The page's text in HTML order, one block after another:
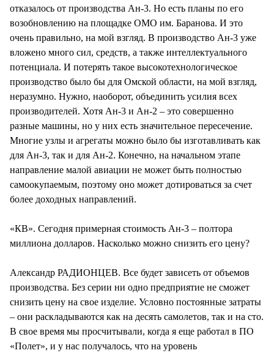
отказалось от производства Ан-3. Но есть планы по его
возобновлению на площадке ОМО им. Баранова. И это
очень правильно, на мой взгляд. В производство Ан-3 уже
вложено много сил, средств, а также интеллектуального
потенциала. И потерять такое высокотехнологическое
производство было бы для Омской области, на мой взгляд,
неразумно. Нужно, наоборот, объединить усилия всех
производителей. Хотя Ан-3 и Ан-2 – это совершенно
разные машины, но у них есть значительное пересечение.
Многие узлы и агрегаты можно было бы изготавливать как
для Ан-3, так и для Ан-2. Конечно, на начальном этапе
направление малой авиации не может быть полностью
самоокупаемым, поэтому оно может дотироваться за счет
более доходных направлений.
«КВ». Сегодня примерная стоимость Ан-3 – полтора
миллиона долларов. Насколько можно снизить его цену?
Александр РАДИОНЦЕВ. Все будет зависеть от объемов
производства. Без серии ни одно предприятие не сможет
снизить цену на свое изделие. Условно постоянные затраты
– они раскладываются как на десять самолетов, так и на сто.
В свое время мы просчитывали, когда я еще работал в ПО
«Полет», и у нас получалось, что на уровень